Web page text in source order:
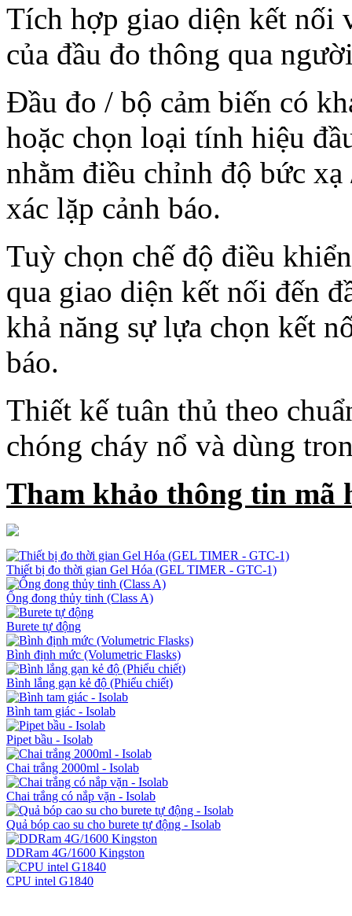
Tích hợp giao diện kết nối
của đầu đo thông qua
Đầu đo / bộ cảm biến có
hoặc chọn loại tính hiệu
nhằm điều chỉnh độ bức
xác lặp cảnh báo.
Tuỳ chọn chế độ điều
qua giao diện kết nối đến
khả năng sự lựa chọn kết
báo.
Thiết kế tuân thủ theo
chóng cháy nổ và dùng
Tham khảo thông tin mã
Thiết bị đo thời gian Gel Hóa (GEL TIMER - GTC-1)
Ống đong thủy tinh (Class A)
Burete tự động
Bình định mức (Volumetric Flasks)
Bình lắng gạn kẻ độ (Phiểu chiết)
Bình tam giác - Isolab
Pipet bầu - Isolab
Chai trắng 2000ml - Isolab
Chai trắng có nắp vặn - Isolab
Quả bóp cao su cho burete tự động - Isolab
DDRam 4G/1600 Kingston
CPU intel G1840